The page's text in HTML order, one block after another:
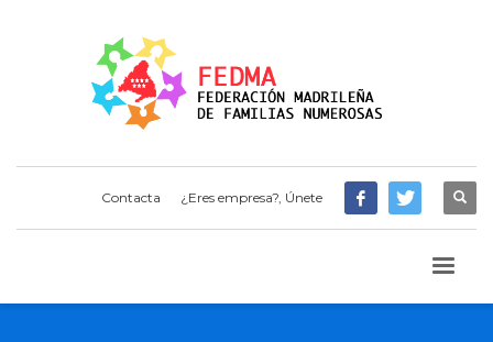
Contacta ¿Eres empresa?, Únete